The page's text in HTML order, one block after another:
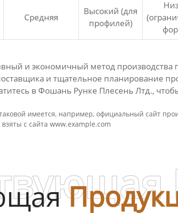
Средняя
Высокий (для
профилей)
и экономичный метод
и тщательное планирование
в Фошань Рунке Плесень Лтд.,
имеется, например, официальный сайт
с сайта www.example.com